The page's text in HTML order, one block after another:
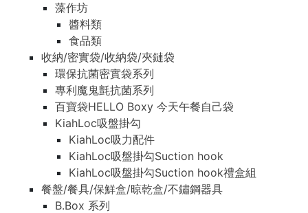
藻作坊
醬料類
食品類
收納/密實袋/收納袋/夾鏈袋
環保抗菌密實袋系列
專利魔鬼氈抗菌系列
百寶袋HELLO Boxy 今天午餐自己袋
KiahLoc吸盤掛勾
KiahLoc吸力配件
KiahLoc吸盤掛勾Suction hook
KiahLoc吸盤掛勾Suction hook禮盒組
餐盤/餐具/保鮮盒/晾乾盒/不鏽鋼器具
B.Box 系列